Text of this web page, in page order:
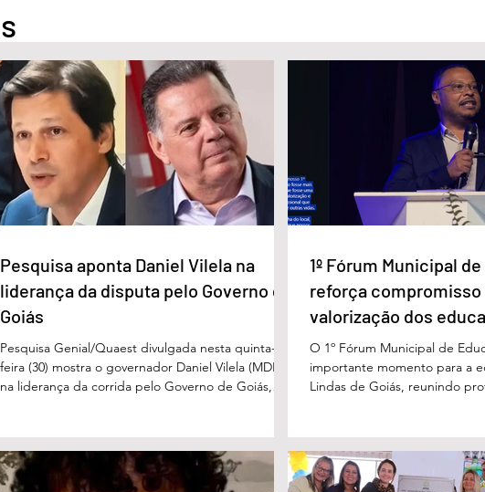
condena Eduardo
a inelegibilidade e a
de prisão
Lula sanciona lei que garante
renovação automática da CNH
Pesquisa aponta Daniel Vilela na
liderança da disputa pelo Governo de
Goiás
Pesquisa Genial/Quaest divulgada nesta quinta-
feira (30) mostra o governador Daniel Vilela (MDB)
na liderança da corrida pelo Governo de Goiás,
turno, Daniel Vilela aparece com 37% das intenções
de voto, seguido pelo ex-governador Marconi
1º Fórum Municipal
reforça compromisso
valorização dos
Águas Lindas
O 1º Fórum Municipal de
importante momento para a
Lindas de Goiás, reunindo
um papel fundamental na
gerações. Durante o evento,